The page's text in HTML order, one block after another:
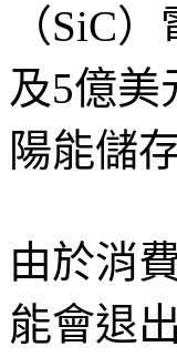
（SiC
及5億美
陽能儲
由於消
能會退